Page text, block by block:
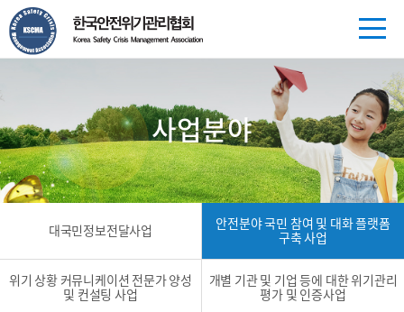
대국민정보전달사업
안전분야 국민 참여 및 대화 플랫폼
구축 사업
위기 상황 커뮤니케이션 전문가 양성
및 컨설팅 사업
개별 기관 및 기업 등에 대한 위기관리
평가 및 인증사업
사업분야